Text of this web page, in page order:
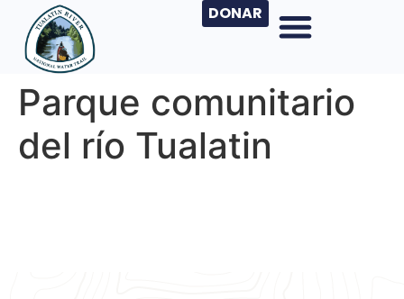
DONAR
Parque comunitario
del río Tualatin